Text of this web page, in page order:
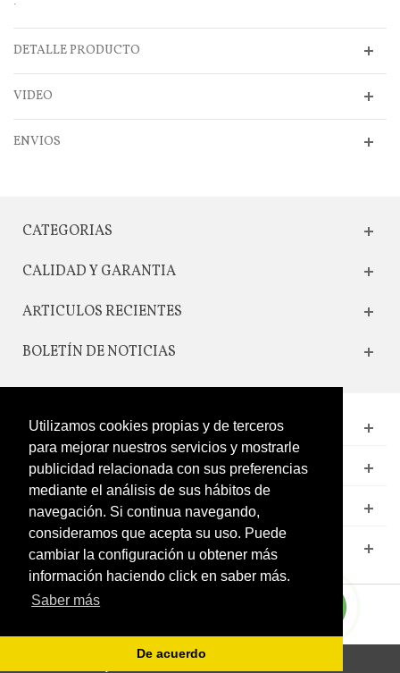
Utilizamos cookies propias y de terceros
para mejorar nuestros servicios y mostrarle
publicidad relacionada con sus preferencias
mediante el análisis de sus hábitos de
navegación. Si continua navegando,
consideramos que acepta su uso. Puede
cambiar la configuración u obtener más
información haciendo click en saber más.
Saber más
De acuerdo
DETALLE PRODUCTO
VIDEO
ENVIOS
CATEGORIAS
CALIDAD Y GARANTIA
ARTICULOS RECIENTES
BOLETÍN DE NOTICIAS
CONTACTO
LEGAL
CATÁLOGO
MI CUENTA